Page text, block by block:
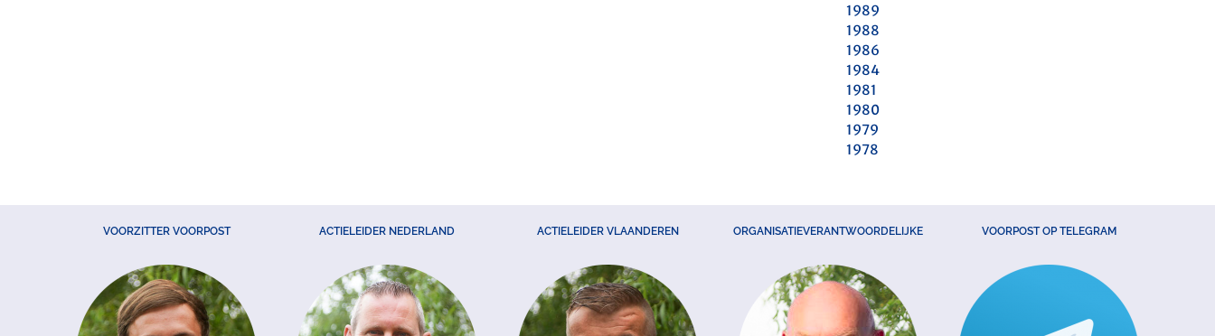
1989
1988
1986
1984
1981
1980
1979
1978
VOORZITTER VOORPOST ACTIELEIDER NEDERLAND ACTIELEIDER VLAANDEREN ORGANISATIEVERANTWOORDELIJKE VOORPOST OP TELEGRAM